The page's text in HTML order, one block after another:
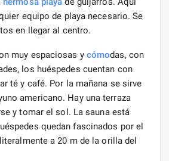
equipo de playa necesario. Se
en llegar al centro.
muy espaciosas y cómodas, con
los huéspedes cuentan con
té y café. Por la mañana se sirve
americano. Hay una terraza
y tomar el sol. La sauna está
quedan fascinados por el
a 20 m de la orilla del